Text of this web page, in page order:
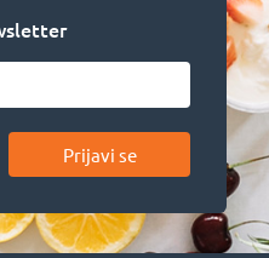
Prijavi se